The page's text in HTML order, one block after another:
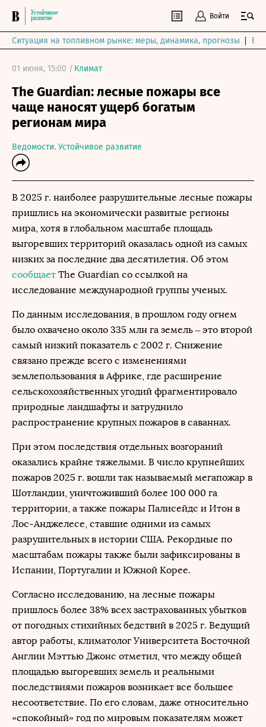
Войти
Ситуация на топливном рынке: меры, динамика, прогнозы
01 июня, 15:00 / Климат
The Guardian: лесные пожары все
чаще наносят ущерб богатым
регионам мира
Ведомости. Устойчивое развитие
В 2025 г. наиболее разрушительные лесные пожары
пришлись на экономически развитые регионы
мира, хотя в глобальном масштабе площадь
выгоревших территорий оказалась одной из самых
низких за последние два десятилетия. Об этом
сообщает The Guardian со ссылкой на
исследование международной группы ученых.
По данным исследования, в прошлом году огнем
было охвачено около 335 млн га земель – это второй
самый низкий показатель с 2002 г. Снижение
связано прежде всего с изменениями
землепользования в Африке, где расширение
сельскохозяйственных угодий фрагментировало
природные ландшафты и затруднило
распространение крупных пожаров в саваннах.
При этом последствия отдельных возгораний
оказались крайне тяжелыми. В число крупнейших
пожаров 2025 г. вошли так называемый мегапожар в
Шотландии, уничтоживший более 100 000 га
территории, а также пожары Палисейдс и Итон в
Лос-Анджелесе, ставшие одними из самых
разрушительных в истории США. Рекордные по
масштабам пожары также были зафиксированы в
Испании, Португалии и Южной Корее.
Согласно исследованию, на лесные пожары
пришлось более 38% всех застрахованных убытков
от погодных стихийных бедствий в 2025 г. Ведущий
автор работы, климатолог Университета Восточной
Англии Мэттью Джонс отметил, что между общей
площадью выгоревших земель и реальными
последствиями пожаров возникает все большее
несоответствие. По его словам, даже относительно
«спокойный» год по мировым показателям может